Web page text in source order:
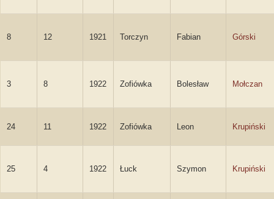
8 12 1921 Torczyn Fabian Górski
3 8 1922 Zofiówka Bolesław Mołczan
24 11 1922 Zofiówka Leon Krupiński
25 4 1922 Łuck Szymon Krupiński